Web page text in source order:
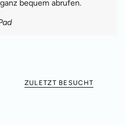
bequem abrufen.
ZULETZT BESUCHT